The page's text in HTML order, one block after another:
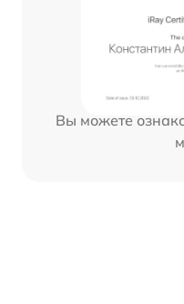
Вы можете